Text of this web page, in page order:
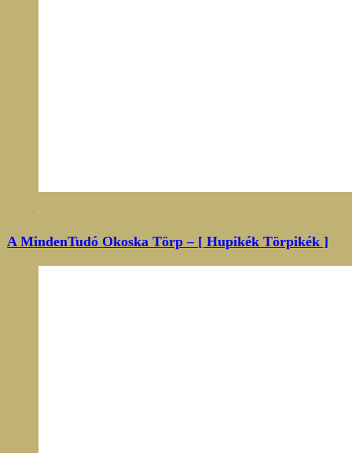
A MindenTudó Okoska Törp – [ Hupikék Törpikék ]